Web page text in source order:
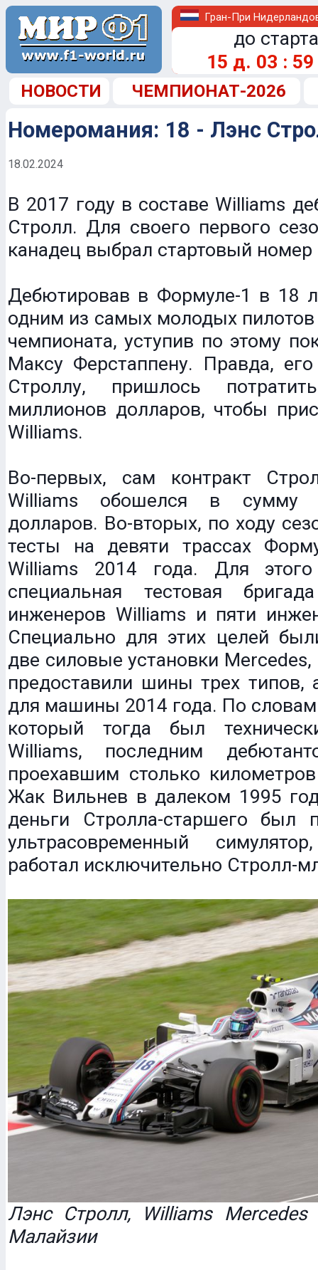
Гран-При
до
15 д. 03 : 59
НОВОСТИ ЧЕМПИОНАТ-2026
Номеромания: 18 - Лэнс
18.02.2024
В 2017 году в составе Williams
Стролл. Для своего первого
канадец выбрал стартовый номер
Дебютировав в Формуле-1 в 18
одним из самых молодых
чемпионата, уступив по этому
Максу Ферстаппену. Правда,
Строллу, пришлось
миллионов долларов, чтобы
Williams.
Во-первых, сам контракт
Williams обошелся в сумму
долларов. Во-вторых, по ходу
тесты на девяти трассах
Williams 2014 года. Для
специальная тестовая
инженеров Williams и пяти
Специально для этих целей
две силовые установки
предоставили шины трех типов,
для машины 2014 года. По
который тогда был
Williams, последним
проехавшим столько
Жак Вильнев в далеком 1995
деньги Стролла-старшего был
ультрасовременный
работал исключительно Стролл-
Лэнс Стролл, Williams Mercedes
Малайзии